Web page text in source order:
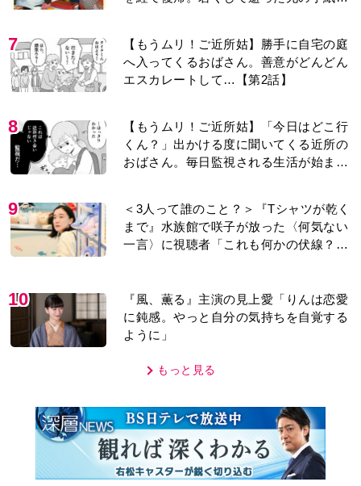
【もうムリ！ご近所姑】勝手に自宅の庭
エスカレートして…【第2話】
8
【もうムリ！ご近所姑】「今日はどこ行
おばさん。毎日監視される生活が始ま
り…【第1話】
9
＜3人って誰のこと？＞『Tシャツが乾く
一言〉に視聴者「これも何かの伏線？」
「子どもの話だと…」
10
ように」
もっと見る
MOVIE